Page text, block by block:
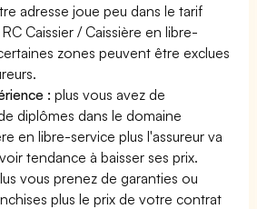
adresse joue peu dans le tarif
Caissier / Caissière en libre-
zones peuvent être exclues
:plus vous avez de
diplômes dans le domaine
en libre-service plus l'assureur va
tendance à baisser ses prix.
vous prenez de garanties ou
plus le prix de votre contrat